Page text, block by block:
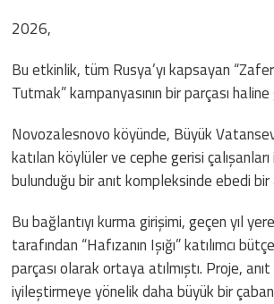
2026,
Bu etkinlik, tüm Rusya’yı kapsayan
Tutmak” kampanyasının bir parçası
Novozalesnovo köyünde, Büyük
katılan köylüler ve cephe gerisi çalışanları
bulunduğu bir anıt kompleksinde ebedi bir
Bu bağlantıyı kurma girişimi, geçen yıl
tarafından “Hafızanın Işığı” katılımcı
parçası olarak ortaya atılmıştı. Proje,
iyileştirmeye yönelik daha büyük bir